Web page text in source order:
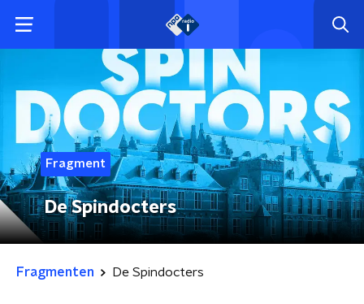
Fragment
De Spindocters
Fragmenten De Spindocters